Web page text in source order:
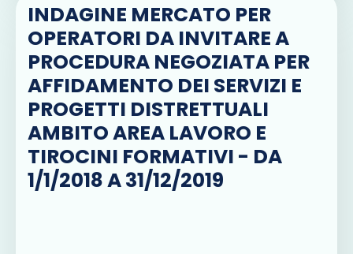
INDAGINE MERCATO PER
OPERATORI DA INVITARE A
PROCEDURA NEGOZIATA PER
AFFIDAMENTO DEI SERVIZI E
PROGETTI DISTRETTUALI
AMBITO AREA LAVORO E
TIROCINI FORMATIVI - DA
1/1/2018 A 31/12/2019